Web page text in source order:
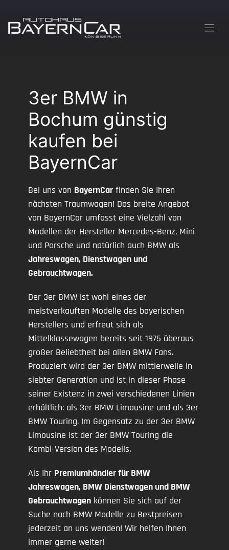
Inhalt
springen
3er BMW in
Bochum günstig
kaufen bei
BayernCar
Bei uns von BayernCar finden Sie Ihren
nächsten Traumwagen! Das breite Angebot
von BayernCar umfasst eine Vielzahl von
Modellen der Hersteller Mercedes-Benz, Mini
und Porsche und natürlich auch BMW als
Jahreswagen, Dienstwagen und
Gebrauchtwagen.
Der 3er BMW ist wohl eines der
meistverkauften Modelle des bayerischen
Herstellers und erfreut sich als
Mittelklassewagen bereits seit 1975 überaus
großer Beliebtheit bei allen BMW Fans.
Produziert wird der 3er BMW mittlerweile in
siebter Generation und ist in dieser Phase
seiner Existenz in zwei verschiedenen Linien
erhältlich: als 3er BMW Limousine und als 3er
BMW Touring. Im Gegensatz zu der 3er BMW
Limousine ist der 3er BMW Touring die
Kombi-Version des Modells.
Als Ihr Premiumhändler für BMW
Jahreswagen, BMW Dienstwagen und BMW
Gebrauchtwagen können Sie sich auf der
Suche nach BMW Modelle zu Bestpreisen
jederzeit an uns wenden! Wir helfen Ihnen
immer gerne weiter!